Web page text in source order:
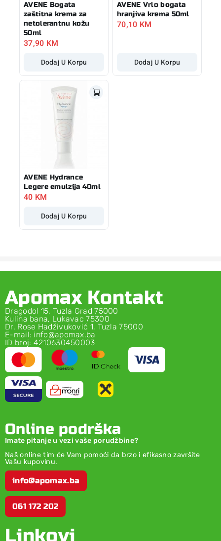
AVENE Bogata
zaštitna krema za
netolerantnu kožu
50ml
37,90 KM
Dodaj U Korpu
AVENE Vrlo bogata
hranjiva krema 50ml
70,10 KM
Dodaj U Korpu
AVENE Hydrance
Legere emulzija 40ml
40 KM
Dodaj U Korpu
Apomax Kontakt
Dragodol 15, Tuzla Grad 75000
Kulina bana, Lukavac 75300
Dr. Rose Hadživuković 1, Tuzla 75000
E-mail: info@apomax.ba
ID broj: 4210630450003
Online podrška
Imate pitanje u vezi vaše porudžbine?
Naš online tim će Vam pomoći da brzo i efikasno završite
Vašu kupovinu.
info@apomax.ba
061 172 202
Linkovi